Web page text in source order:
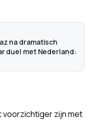
na dramatisch
duel met Nederland:
voorzichtiger zijn met